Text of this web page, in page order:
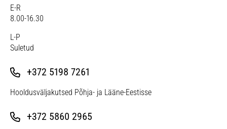
E-R
8.00-16.30
L-P
Suletud
+372 5198 7261
Hooldusväljakutsed Põhja- ja Lääne-Eestisse
+372 5860 2965